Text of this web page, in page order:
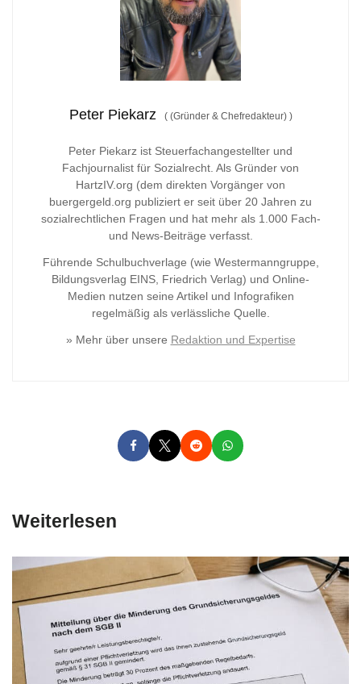
Peter Piekarz ((Gründer & Chefredakteur) )
Peter Piekarz ist Steuerfachangestellter und
Fachjournalist für Sozialrecht. Als Gründer von
HartzIV.org (dem direkten Vorgänger von
buergergeld.org publiziert er seit über 20 Jahren zu
sozialrechtlichen Fragen und hat mehr als 1.000 Fach-
und News-Beiträge verfasst.
Führende Schulbuchverlage (wie Westermanngruppe,
Bildungsverlag EINS, Friedrich Verlag) und Online-
Medien nutzen seine Artikel und Infografiken
regelmäßig als verlässliche Quelle.
» Mehr über unsere Redaktion und Expertise
Weiterlesen